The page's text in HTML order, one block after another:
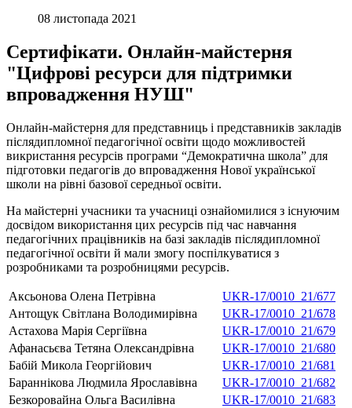
08 листопада 2021
Сертифікати. Онлайн-майстерня
"Цифрові ресурси для підтримки
впровадження НУШ"
Онлайн-майстерня для представниць і представників закладів
післядипломної педагогічної освіти щодо можливостей
викристання ресурсів програми “Демократична школа” для
підготовки педагогів до впровадження Нової української
школи на рівні базової середньої освіти.
На майстерні учасники та учасниці ознайомилися з існуючим
досвідом використання цих ресурсів під час навчання
педагогічних працівників на базі закладів післядипломної
педагогічної освіти й мали змогу поспілкуватися з
розробниками та розробницями ресурсів.
Аксьонова Олена Петрівна
UKR-17/0010_21/677
Антощук Світлана Володимирівна
UKR-17/0010_21/678
Астахова Марія Сергіївна
UKR-17/0010_21/679
Афанасьєва Тетяна Олександрівна
UKR-17/0010_21/680
Бабій Микола Георгійович
UKR-17/0010_21/681
Бараннікова Людмила Ярославівна
UKR-17/0010_21/682
Безкоровайна Ольга Василівна
UKR-17/0010_21/683